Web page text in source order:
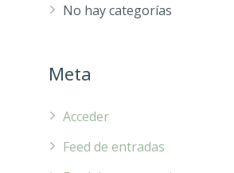
No hay categorías
Meta
Acceder
Feed de entradas